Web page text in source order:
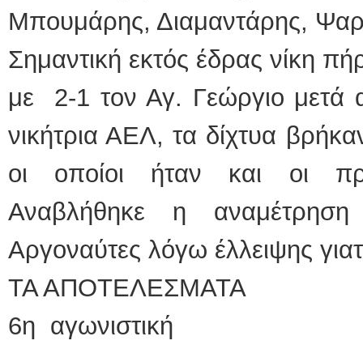
Μπουμάρης, Διαμαντάρης,
Σημαντική εκτός έδρας νίκη
με 2-1 τον Αγ. Γεώργιο μετά
νικήτρια ΑΕΛ, τα δίχτυα
οι οποίοι ήταν και οι
Αναβλήθηκε η
Αργοναύτες λόγω έλλειψης
ΤΑ ΑΠΟΤΕΛΕΣΜΑΤΑ
6η αγωνιστική